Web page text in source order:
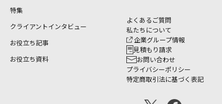
特集
クライアントインタビュー
お役立ち記事
お役立ち資料
よくあるご質問
私たちについて
企業グループ情報
見積もり請求
お問い合わせ
プライバシーポリシー
特定商取引法に基づく表記